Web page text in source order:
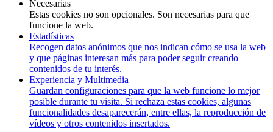
Necesarias
Estas cookies no son opcionales. Son necesarias para que
funcione la web.
Estadísticas
Recogen datos anónimos que nos indican cómo se usa la web
y que páginas interesan más para poder seguir creando
contenidos de tu interés.
Experiencia y Multimedia
Guardan configuraciones para que la web funcione lo mejor
posible durante tu visita. Si rechaza estas cookies, algunas
funcionalidades desaparecerán, entre ellas, la reproducción de
vídeos y otros contenidos insertados.